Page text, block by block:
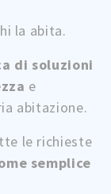
la abita.
di soluzioni
e
abitazione.
le richieste
semplice